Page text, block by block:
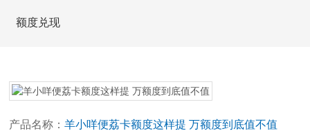
额度兑现
产品名称：羊小咩便荔卡额度这样提 万额度到底值不值